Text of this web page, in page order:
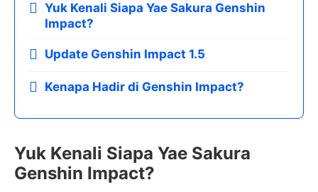
Yuk Kenali Siapa Yae Sakura Genshin
Impact?
Update Genshin Impact 1.5
Kenapa Hadir di Genshin Impact?
Yuk Kenali Siapa Yae Sakura
Genshin Impact?